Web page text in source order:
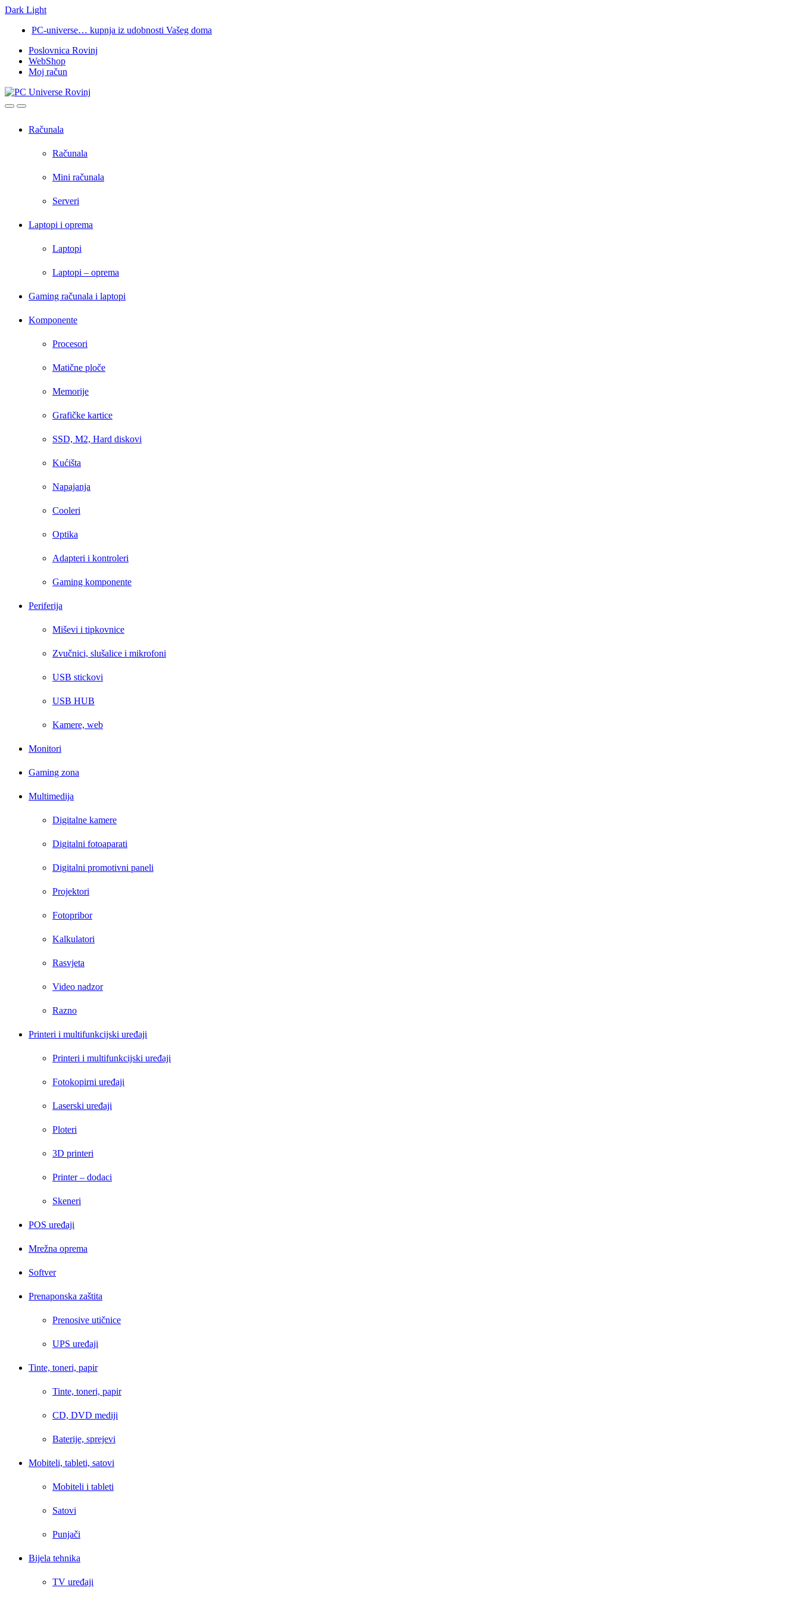
Dark Light
navigation
content
PC-universe… kupnja iz udobnosti Vašeg doma
Poslovnica Rovinj
WebShop
Moj račun
OpenClose
Računala
Računala
Mini računala
Serveri
Laptopi i oprema
Laptopi
Laptopi – oprema
Gaming računala i laptopi
Komponente
Procesori
Matične ploče
Memorije
Grafičke kartice
SSD, M2, Hard diskovi
Kućišta
Napajanja
Cooleri
Optika
Adapteri i kontroleri
Gaming komponente
Periferija
Miševi i tipkovnice
Zvučnici, slušalice i mikrofoni
USB stickovi
USB HUB
Kamere, web
Monitori
Gaming zona
Multimedija
Digitalne kamere
Digitalni fotoaparati
Digitalni promotivni paneli
Projektori
Fotopribor
Kalkulatori
Rasvjeta
Video nadzor
Razno
Printeri i multifunkcijski uređaji
Printeri i multifunkcijski uređaji
Fotokopirni uređaji
Laserski uređaji
Ploteri
3D printeri
Printer – dodaci
Skeneri
POS uređaji
Mrežna oprema
Softver
Prenaponska zaštita
Prenosive utičnice
UPS uređaji
Tinte, toneri, papir
Tinte, toneri, papir
CD, DVD mediji
Baterije, sprejevi
Mobiteli, tableti, satovi
Mobiteli i tableti
Satovi
Punjači
Bijela tehnika
TV uređaji